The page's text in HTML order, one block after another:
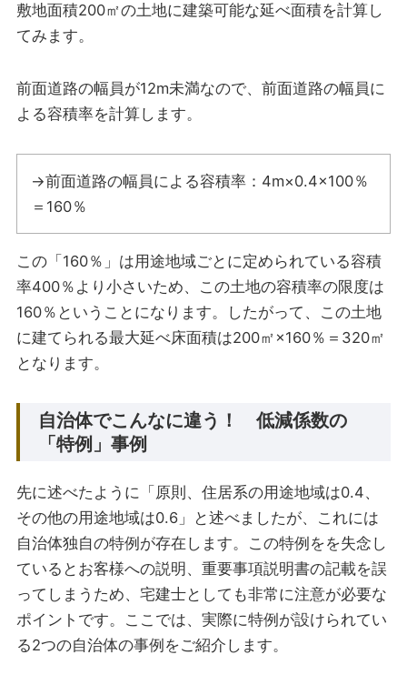
敷地面積200㎡の土地に建築可能な延べ面積を計算し
てみます。
前面道路の幅員が12m未満なので、前面道路の幅員に
よる容積率を計算します。
→前面道路の幅員による容積率：4m×0.4×100％
＝160％
この「160％」は用途地域ごとに定められている容積
率400％より小さいため、この土地の容積率の限度は
160％ということになります。したがって、この土地
に建てられる最大延べ床面積は200㎡×160％＝320㎡
となります。
自治体でこんなに違う！ 低減係数の
「特例」事例
先に述べたように「原則、住居系の用途地域は0.4、
その他の用途地域は0.6」と述べましたが、これには
自治体独自の特例が存在します。この特例をを失念し
ているとお客様への説明、重要事項説明書の記載を誤
ってしまうため、宅建士としても非常に注意が必要な
ポイントです。ここでは、実際に特例が設けられてい
る2つの自治体の事例をご紹介します。